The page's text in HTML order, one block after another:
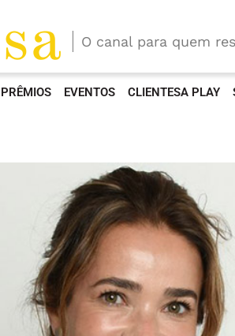
O canal para quem
PRÊMIOS EVENTOS CLIENTESA PLAY